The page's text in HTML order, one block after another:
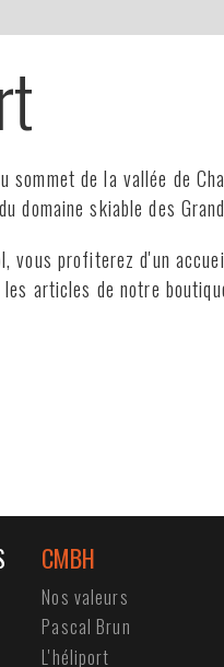
sommet de la vallée de
domaine skiable des
vous profiterez d'un
les articles de notre
CMBH
Nos valeurs
Pascal Brun
L'héliport